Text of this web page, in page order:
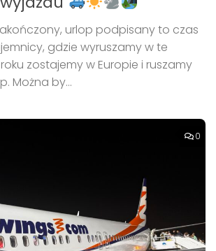
urlop podpisany to czas
gdzie wyruszamy w te
zostajemy w Europie i ruszamy
Można by...
0